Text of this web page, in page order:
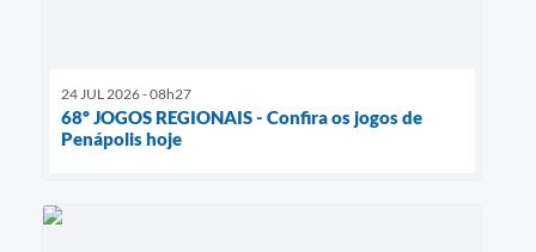
24 JUL 2026 - 08h27
68º JOGOS REGIONAIS - Confira os jogos de
Penápolis hoje